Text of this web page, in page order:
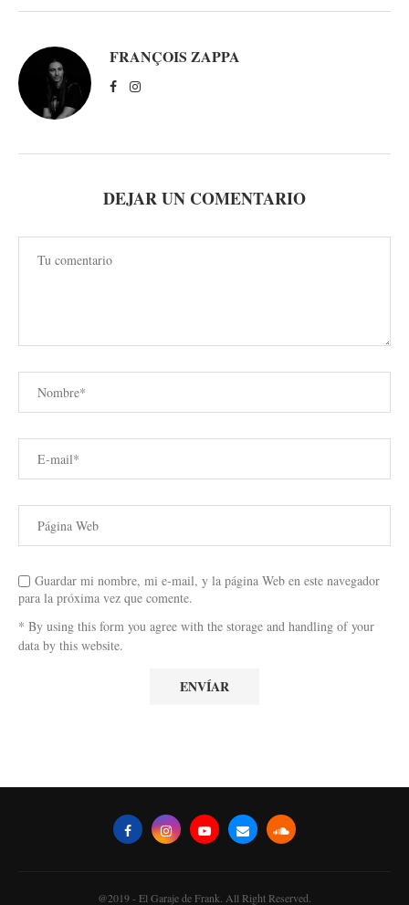
FRANÇOIS ZAPPA
DEJAR UN COMENTARIO
Guardar mi nombre, mi e-mail, y la página Web en este navegador
para la próxima vez que comente.
* By using this form you agree with the storage and handling of your
data by this website.
@2019 - El Garaje de Frank. All Right Reserved.